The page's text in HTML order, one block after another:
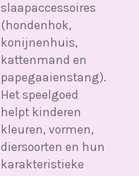
slaapaccessoires
(hondenhok,
konijnenhuis,
kattenmand en
papegaaienstang).
Het speelgoed
helpt kinderen
kleuren, vormen,
diersoorten en hun
karakteristieke